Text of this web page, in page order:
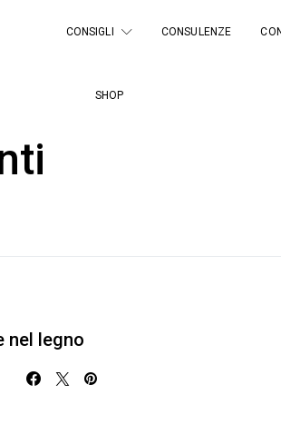
CONSIGLI CONSULENZE
SHOP
nel legno